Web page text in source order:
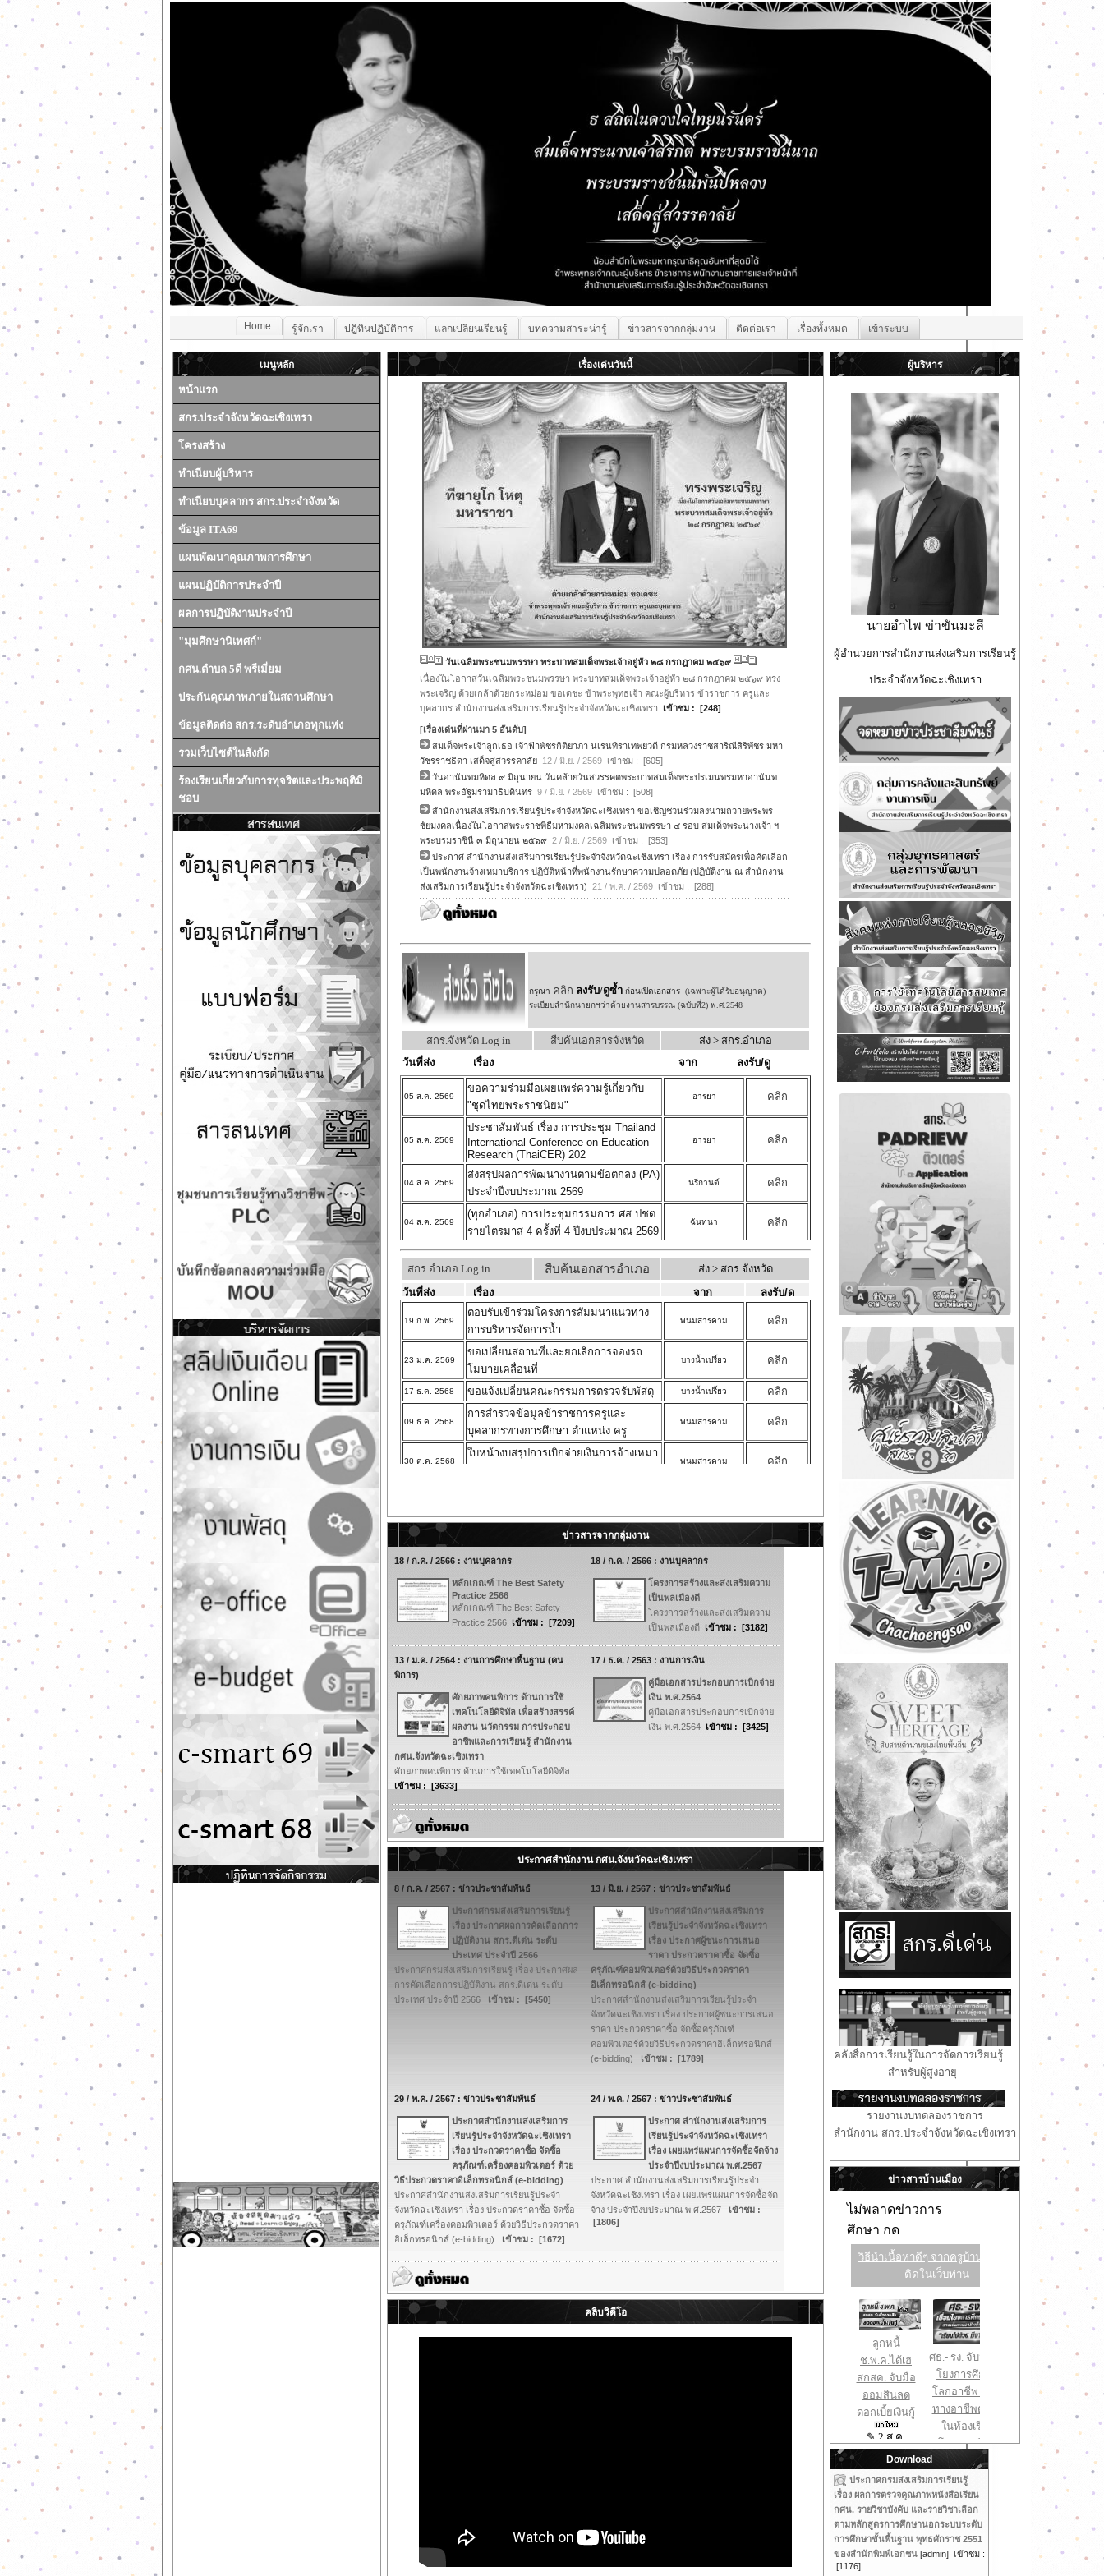
Home รู้จักเรา ปฏิทินปฏิบัติการ แลกเปลี่ยนเรียนรู้ บทความสาระน่ารู้ ข่าวสารจากกลุ่มงาน ติดต่อเรา เรื่องทั้งหมด เข้าระบบ
เมนูหลัก
หน้าแรก
สกร.ประจำจังหวัดฉะเชิงเทรา
โครงสร้าง
ทำเนียบผู้บริหาร
ทำเนียบบุคลากร สกร.ประจำจังหวัด
ข้อมูล ITA69
แผนพัฒนาคุณภาพการศึกษา
แผนปฏิบัติการประจำปี
ผลการปฏิบัติงานประจำปี
"มุมศึกษานิเทศก์"
กศน.ตำบล 5ดี พรีเมี่ยม
ประกันคุณภาพภายในสถานศึกษา
ข้อมูลติดต่อ สกร.ระดับอำเภอทุกแห่ง
รวมเว็บไซต์ในสังกัด
ร้องเรียนเกี่ยวกับการทุจริตและประพฤติมิ
ชอบ
เรื่องเด่นวันนี้
วันเฉลิมพระชนมพรรษา พระบาทสมเด็จพระเจ้าอยู่หัว ๒๘ กรกฎาคม ๒๕๖๙
เนื่องในโอกาสวันเฉลิมพระชนมพรรษา พระบาทสมเด็จพระเจ้าอยู่หัว ๒๘ กรกฎาคม ๒๕๖๙ ทรง
พระเจริญ ด้วยเกล้าด้วยกระหม่อม ขอเดชะ ข้าพระพุทธเจ้า คณะผู้บริหาร ข้าราชการ ครูและ
บุคลากร สำนักงานส่งเสริมการเรียนรู้ประจำจังหวัดฉะเชิงเทรา เข้าชม : [248]
[เรื่องเด่นที่ผ่านมา 5 อันดับ]
สมเด็จพระเจ้าลูกเธอ เจ้าฟ้าพัชรกิติยาภา นเรนทิราเทพยวดี กรมหลวงราชสาริณีสิริพัชร มหา
วัชรราชธิดา เสด็จสู่สวรรคาลัย 12 / มิ.ย. / 2569 เข้าชม : [605]
วันอานันทมหิดล ๙ มิถุนายน วันคล้ายวันสวรรคตพระบาทสมเด็จพระปรเมนทรมหาอานันท
มหิดล พระอัฐมรามาธิบดินทร 9 / มิ.ย. / 2569 เข้าชม : [508]
สำนักงานส่งเสริมการเรียนรู้ประจำจังหวัดฉะเชิงเทรา ขอเชิญชวนร่วมลงนามถวายพระพร
ชัยมงคลเนื่องในโอกาสพระราชพิธีมหามงคลเฉลิมพระชนมพรรษา ๔ รอบ สมเด็จพระนางเจ้า ฯ
พระบรมราชินี ๓ มิถุนายน ๒๕๖๙ 2 / มิ.ย. / 2569 เข้าชม : [353]
ประกาศ สำนักงานส่งเสริมการเรียนรู้ประจำจังหวัดฉะเชิงเทรา เรื่อง การรับสมัครเพื่อคัดเลือก
เป็นพนักงานจ้างเหมาบริการ ปฏิบัติหน้าที่พนักงานรักษาความปลอดภัย (ปฏิบัติงาน ณ สำนักงาน
ส่งเสริมการเรียนรู้ประจำจังหวัดฉะเชิงเทรา) 21 / พ.ค. / 2569 เข้าชม : [288]
ข่าวสารจากกลุ่มงาน
18 / ก.ค. / 2566 : งานบุคลากร
หลักเกณฑ์ The Best Safety
Practice 2566
หลักเกณฑ์ The Best Safety
Practice 2566 เข้าชม : [7209]
18 / ก.ค. / 2566 : งานบุคลากร
โครงการสร้างและส่งเสริมความ
เป็นพลเมืองดี
โครงการสร้างและส่งเสริมความ
เป็นพลเมืองดี เข้าชม : [3182]
13 / ม.ค. / 2564 : งานการศึกษาพื้นฐาน (คน
พิการ)
ศักยภาพคนพิการ ด้านการใช้
เทคโนโลยีดิจิทัล เพื่อสร้างสรรค์
ผลงาน นวัตกรรม การประกอบ
อาชีพและการเรียนรู้ สำนักงาน
กศน.จังหวัดฉะเชิงเทรา
ศักยภาพคนพิการ ด้านการใช้เทคโนโลยีดิจิทัล
เข้าชม : [3633]
17 / ธ.ค. / 2563 : งานการเงิน
คู่มือเอกสารประกอบการเบิกจ่าย
เงิน พ.ศ.2564
คู่มือเอกสารประกอบการเบิกจ่าย
เงิน พ.ศ.2564 เข้าชม : [3425]
ประกาศสำนักงาน กศน.จังหวัดฉะเชิงเทรา
8 / ก.ค. / 2567 : ข่าวประชาสัมพันธ์
ประกาศกรมส่งเสริมการเรียนรู้
เรื่อง ประกาศผลการคัดเลือกการ
ปฏิบัติงาน สกร.ดีเด่น ระดับ
ประเทศ ประจำปี 2566
ประกาศกรมส่งเสริมการเรียนรู้ เรื่อง ประกาศผล
การคัดเลือกการปฏิบัติงาน สกร.ดีเด่น ระดับ
ประเทศ ประจำปี 2566
เข้าชม : [5450]
13 / มิ.ย. / 2567 : ข่าวประชาสัมพันธ์
ประกาศสำนักงานส่งเสริมการ
เรียนรู้ประจำจังหวัดฉะเชิงเทรา
เรื่อง ประกาศผู้ชนะการเสนอ
ราคา ประกวดราคาซื้อ จัดซื้อ
ครุภัณฑ์คอมพิวเตอร์ด้วยวิธีประกวดราคา
อิเล็กทรอนิกส์ (e-bidding)
ประกาศสำนักงานส่งเสริมการเรียนรู้ประจำ
จังหวัดฉะเชิงเทรา เรื่อง ประกาศผู้ชนะการเสนอ
ราคา ประกวดราคาซื้อ จัดซื้อครุภัณฑ์
คอมพิวเตอร์ด้วยวิธีประกวดราคาอิเล็กทรอนิกส์
(e-bidding)
เข้าชม : [1789]
29 / พ.ค. / 2567 : ข่าวประชาสัมพันธ์
ประกาศสำนักงานส่งเสริมการ
เรียนรู้ประจำจังหวัดฉะเชิงเทรา
เรื่อง ประกวดราคาซื้อ จัดซื้อ
ครุภัณฑ์เครื่องคอมพิวเตอร์ ด้วย
วิธีประกวดราคาอิเล็กทรอนิกส์ (e-bidding)
ประกาศสำนักงานส่งเสริมการเรียนรู้ประจำ
จังหวัดฉะเชิงเทรา เรื่อง ประกวดราคาซื้อ จัดซื้อ
ครุภัณฑ์เครื่องคอมพิวเตอร์ ด้วยวิธีประกวดราคา
อิเล็กทรอนิกส์ (e-bidding)
เข้าชม : [1672]
24 / พ.ค. / 2567 : ข่าวประชาสัมพันธ์
ประกาศ สำนักงานส่งเสริมการ
เรียนรู้ประจำจังหวัดฉะเชิงเทรา
เรื่อง เผยแพร่แผนการจัดซื้อจัดจ้าง
ประจำปีงบประมาณ พ.ศ.2567
ประกาศ สำนักงานส่งเสริมการเรียนรู้ประจำ
จังหวัดฉะเชิงเทรา เรื่อง เผยแพร่แผนการจัดซื้อจัด
จ้าง ประจำปีงบประมาณ พ.ศ.2567
เข้าชม :
[1806]
คลิบวิดีโอ
ผู้บริหาร
นายอำไพ ข่าขันมะลี
ผู้อำนวยการสำนักงานส่งเสริมการเรียนรู้
ประจำจังหวัดฉะเชิงเทรา
คลังสื่อการเรียนรู้ในการจัดการเรียนรู้
สำหรับผู้สูงอายุ
รายงานงบทดลองราชการ
สำนักงาน สกร.ประจำจังหวัดฉะเชิงเทรา
ข่าวสารบ้านเมือง
Download
ประกาศกรมส่งเสริมการเรียนรู้
เรื่อง ผลการตรวจคุณภาพหนังสือเรียน
กศน. รายวิชาบังคับ และรายวิชาเลือก
ตามหลักสูตรการศึกษานอกระบบระดับ
การศึกษาขั้นพื้นฐาน พุทธศักราช 2551
ของสำนักพิมพ์เอกชน [admin] เข้าชม :
[1176]